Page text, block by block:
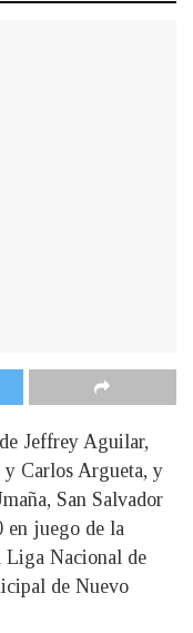
Jeffrey Aguilar,
Carlos Argueta, y
San Salvador
en juego de la
Liga Nacional de
de Nuevo